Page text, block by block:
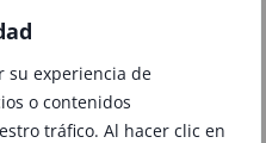
su experiencia de
o contenidos
tráfico. Al hacer clic en